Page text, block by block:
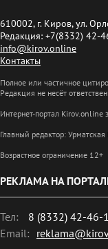
610002, г. Киров, ул.
Редакция: +7(8332) 42-
info@kirov.online
Контакты
Полное или частичное
Редакция не несёт
Интернет-портал
Главный редактор:
Возрастное ограничение 12+
РЕКЛАМА НА
Тел:
8 (8332) 42-46-
Email: